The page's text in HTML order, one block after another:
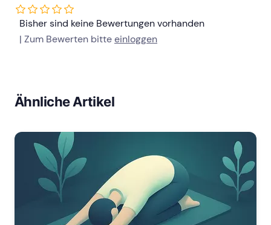
Bisher sind keine Bewertungen vorhanden
| Zum Bewerten bitteeinloggen
Ähnliche Artikel